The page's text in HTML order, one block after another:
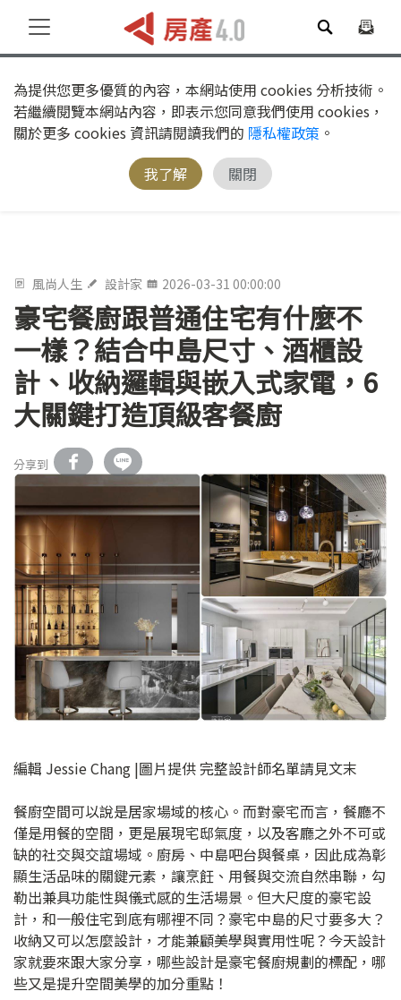
為提供您更多優質的內容，本網站使用 cookies 分析技術。
若繼續閱覽本網站內容，即表示您同意我們使用 cookies，
關於更多 cookies 資訊請閱讀我們的 隱私權政策 。
我了解
關閉
風尚人生 設計家 2026-03-31 00:00:00
豪宅餐廚跟普通住宅有什麼不
一樣？結合中島尺寸、酒櫃設
計、收納邏輯與嵌入式家電，6
大關鍵打造頂級客餐廚
分享到
編輯 Jessie Chang |圖片提供 完整設計師名單請見文末
餐廚空間可以說是居家場域的核心。而對豪宅而言，餐廳不
僅是用餐的空間，更是展現宅邸氣度，以及客廳之外不可或
缺的社交與交誼場域。廚房、中島吧台與餐桌，因此成為彰
顯生活品味的關鍵元素，讓烹飪、用餐與交流自然串聯，勾
勒出兼具功能性與儀式感的生活場景。但大尺度的豪宅設
計，和一般住宅到底有哪裡不同？豪宅中島的尺寸要多大？
收納又可以怎麼設計，才能兼顧美學與實用性呢？今天設計
家就要來跟大家分享，哪些設計是豪宅餐廚規劃的標配，哪
些又是提升空間美學的加分重點！